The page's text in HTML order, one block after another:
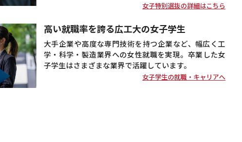
女子特別選抜の詳細はこちら
高い就職率を誇る広工大の女子学生
大手企業や高度な専門技術を持つ企業など、幅広く工
学・科学・製造業界への女性就職を実現。卒業した女
子学生はさまざまな業界で活躍しています。
女子学生の就職・キャリアへ